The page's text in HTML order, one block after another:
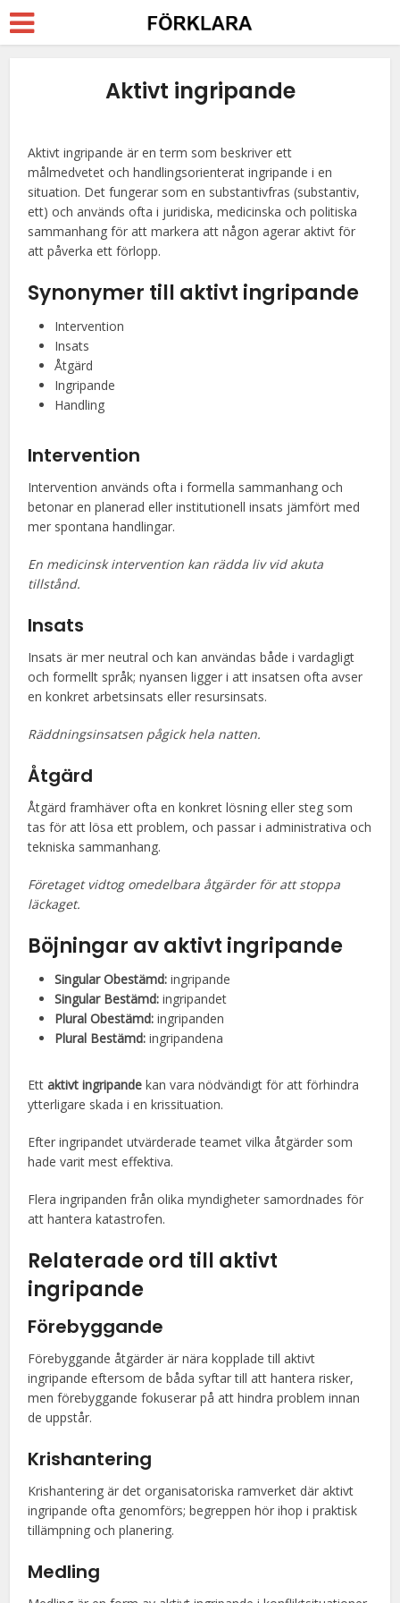
Aktivt ingripande
Aktivt ingripande är en term som beskriver ett
målmedvetet och handlingsorienterat ingripande i en
situation. Det fungerar som en substantivfras (substantiv,
ett) och används ofta i juridiska, medicinska och politiska
sammanhang för att markera att någon agerar aktivt för
att påverka ett förlopp.
Synonymer till aktivt ingripande
Intervention
Insats
Åtgärd
Ingripande
Handling
Intervention
Intervention används ofta i formella sammanhang och
betonar en planerad eller institutionell insats jämfört med
mer spontana handlingar.
En medicinsk intervention kan rädda liv vid akuta
tillstånd.
Insats
Insats är mer neutral och kan användas både i vardagligt
och formellt språk; nyansen ligger i att insatsen ofta avser
en konkret arbetsinsats eller resursinsats.
Räddningsinsatsen pågick hela natten.
Åtgärd
Åtgärd framhäver ofta en konkret lösning eller steg som
tas för att lösa ett problem, och passar i administrativa och
tekniska sammanhang.
Företaget vidtog omedelbara åtgärder för att stoppa
läckaget.
Böjningar av aktivt ingripande
Singular Obestämd: ingripande
Singular Bestämd: ingripandet
Plural Obestämd: ingripanden
Plural Bestämd: ingripandena
Ettaktivt ingripande kan vara nödvändigt för att förhindra
ytterligare skada i en krissituation.
Efter ingripandet utvärderade teamet vilka åtgärder som
hade varit mest effektiva.
Flera ingripanden från olika myndigheter samordnades för
att hantera katastrofen.
Relaterade ord till aktivt
ingripande
Förebyggande
Förebyggande åtgärder är nära kopplade till aktivt
ingripande eftersom de båda syftar till att hantera risker,
men förebyggande fokuserar på att hindra problem innan
de uppstår.
Krishantering
Krishantering är det organisatoriska ramverket där aktivt
ingripande ofta genomförs; begreppen hör ihop i praktisk
tillämpning och planering.
Medling